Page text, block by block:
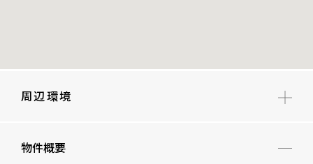
周辺環境
松濤中学校
物件概要